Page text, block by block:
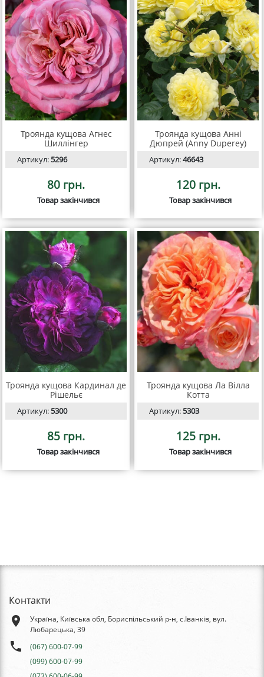
Троянда кущова Агнес
Шиллінгер
Артикул:5296
80 грн.
Товар закінчився
Троянда кущова Анні
Дюпрей (Anny Duperey)
Артикул:46643
120 грн.
Товар закінчився
Троянда кущова Кардинал де
Рішельє
Артикул:5300
85 грн.
Товар закінчився
Троянда кущова Ла Вілла
Котта
Артикул:5303
125 грн.
Товар закінчився
Контакти
place
Україна, Київська обл, Бориспільський р-н, с.Іванків, вул.
Любарецька, 39
phone
(067) 600-07-99
(099) 600-07-99